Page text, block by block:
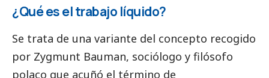
¿Qué es el trabajo líquido?
Se trata de una variante del concepto recogido
por Zygmunt Bauman, sociólogo y filósofo
polaco que acuñó el término de